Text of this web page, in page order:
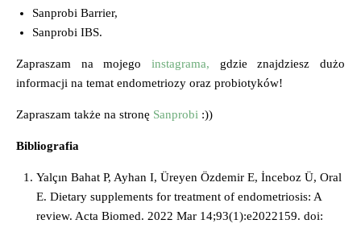
Sanprobi Barrier,
Sanprobi IBS.
Zapraszam na mojego instagrama, gdzie znajdziesz dużo
informacji na temat endometriozy oraz probiotyków!
Zapraszam także na stronę Sanprobi :))
Bibliografia
Yalçın Bahat P, Ayhan I, Üreyen Özdemir E, İnceboz Ü, Oral
E. Dietary supplements for treatment of endometriosis: A
review. Acta Biomed. 2022 Mar 14;93(1):e2022159. doi: